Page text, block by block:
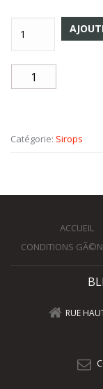
Catégorie: Sirops
ACCUEIL
CONDITIONS
RUE